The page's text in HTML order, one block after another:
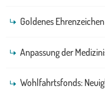
Goldenes
Anpassung der
Wohlfahrtsfonds: